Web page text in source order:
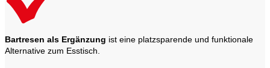
Bartresen als Ergänzung ist eine platzsparende und funktionale
Alternative zum Esstisch.